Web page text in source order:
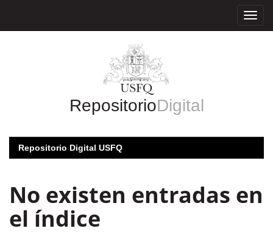
RepositorioDigital
Repositorio Digital USFQ
No existen entradas en
el índice